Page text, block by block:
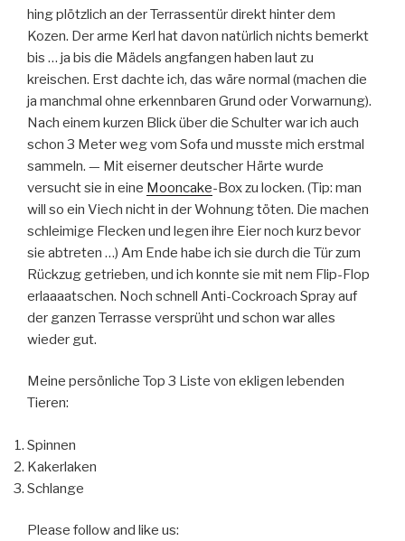
hing plötzlich an der Terrassentür direkt hinter dem
Kozen. Der arme Kerl hat davon natürlich nichts bemerkt
bis … ja bis die Mädels angfangen haben laut zu
kreischen. Erst dachte ich, das wäre normal (machen die
ja manchmal ohne erkennbaren Grund oder Vorwarnung).
Nach einem kurzen Blick über die Schulter war ich auch
schon 3 Meter weg vom Sofa und musste mich erstmal
sammeln. — Mit eiserner deutscher Härte wurde
versucht sie in eine Mooncake-Box zu locken. (Tip: man
will so ein Viech nicht in der Wohnung töten. Die machen
schleimige Flecken und legen ihre Eier noch kurz bevor
sie abtreten …) Am Ende habe ich sie durch die Tür zum
Rückzug getrieben, und ich konnte sie mit nem Flip-Flop
erlaaaatschen. Noch schnell Anti-Cockroach Spray auf
der ganzen Terrasse versprüht und schon war alles
wieder gut.
Meine persönliche Top 3 Liste von ekligen lebenden
Tieren:
Spinnen
Kakerlaken
Schlange
Please follow and like us: